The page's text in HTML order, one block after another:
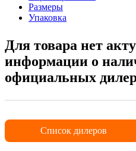
Размеры
Упаковка
Для товара нет
информации о
официальных
Список дилеров